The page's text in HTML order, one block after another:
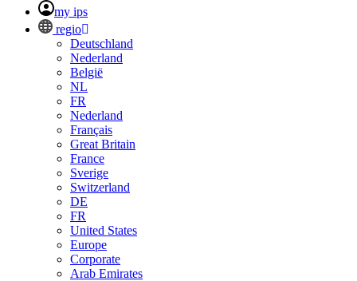
my ips
regio
Deutschland
Nederland
België
NL
FR
Nederland
Français
Great Britain
France
Sverige
Switzerland
DE
FR
United States
Europe
Corporate
Arab Emirates